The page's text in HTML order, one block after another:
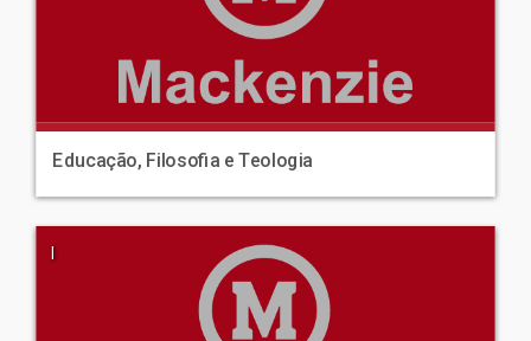
Educação, Filosofia e Teologia
|